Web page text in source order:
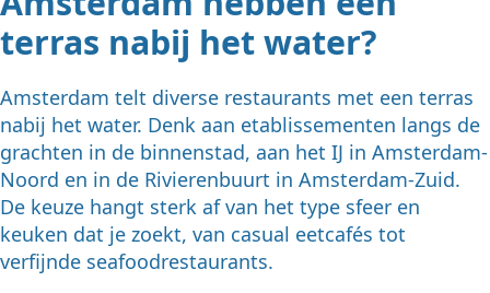
terras nabij het water?
Amsterdam telt diverse restaurants met een terras
nabij het water. Denk aan etablissementen langs de
grachten in de binnenstad, aan het IJ in Amsterdam-
Noord en in de Rivierenbuurt in Amsterdam-Zuid.
De keuze hangt sterk af van het type sfeer en
keuken dat je zoekt, van casual eetcafés tot
verfijnde seafoodrestaurants.